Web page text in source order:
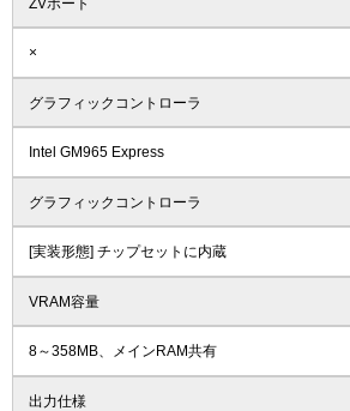
×
グラフィックコントローラ
Intel GM965 Express
グラフィックコントローラ
[実装形態] チップセットに内蔵
VRAM容量
8～358MB、メインRAM共有
出力仕様